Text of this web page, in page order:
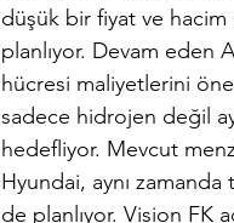
düşük bir fiyat ve hacim
planlıyor. Devam eden
hücresi maliyetlerini
sadece hidrojen değil
hedefliyor. Mevcut
Hyundai, aynı
de planlıyor. Vision FK